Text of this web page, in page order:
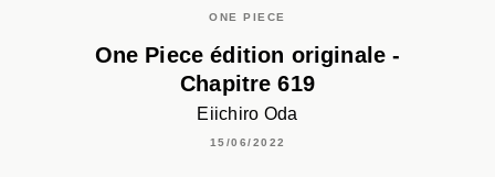
ONE PIECE
One Piece édition originale -
Chapitre 619
Eiichiro Oda
15/06/2022